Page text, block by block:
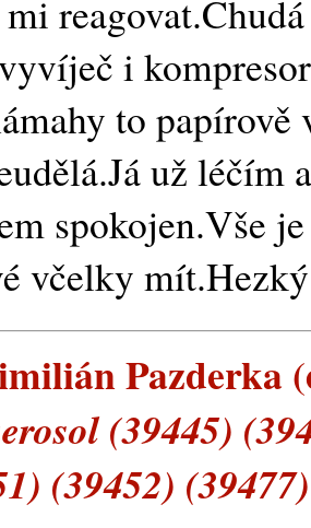
i
to
už léčím
spokojen.Vše
včelky
Pazderka
(39445)
(39452)